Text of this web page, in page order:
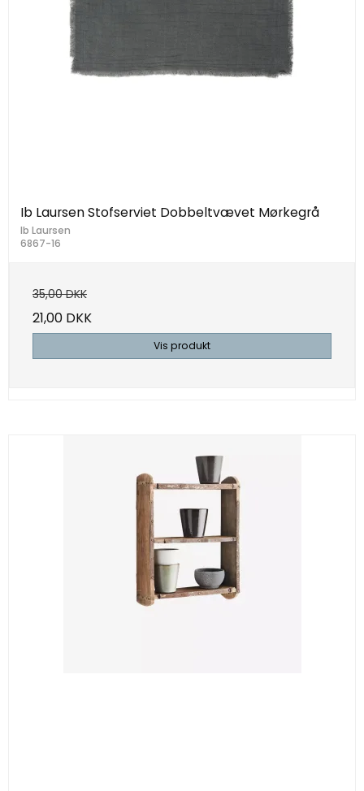
Ib Laursen Stofserviet Dobbeltvævet Mørkegrå
Ib Laursen
6867-16
35,00 DKK
21,00 DKK
Vis produkt